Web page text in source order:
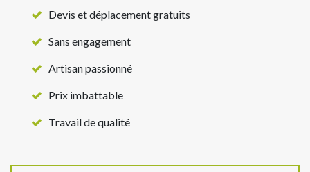
Devis et déplacement gratuits
Sans engagement
Artisan passionné
Prix imbattable
Travail de qualité